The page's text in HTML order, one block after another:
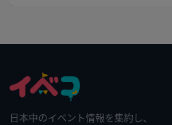
日本中のイベント情報を集約し、